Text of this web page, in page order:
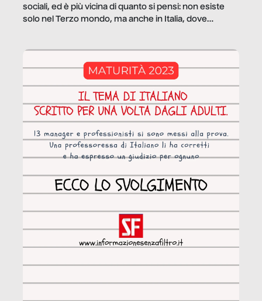
sociali, ed è più vicina di quanto si pensi: non esiste
solo nel Terzo mondo, ma anche in Italia, dove